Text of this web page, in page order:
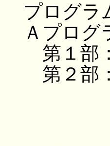
プログラ
Ａプログ
第１部
第２部
「ア
『ド